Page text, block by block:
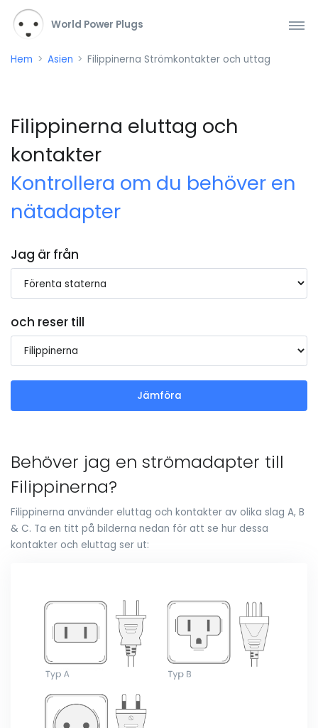
World Power Plugs
Hem Asien Filippinerna Strömkontakter och uttag
Filippinerna eluttag och
kontakter
Kontrollera om du behöver en
nätadapter
Jag är från
och reser till
Jämföra
Behöver jag en strömadapter till
Filippinerna?
Filippinerna använder eluttag och kontakter av olika slag A, B
& C. Ta en titt på bilderna nedan för att se hur dessa
kontakter och eluttag ser ut: